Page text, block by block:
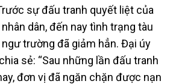
sự đấu tranh quyết liệt của
dân, đến nay tình trạng tàu
trường đã giảm hẳn. Đại úy
sẻ: “Sau những lần đấu tranh
đơn vị đã ngăn chặn được nạn